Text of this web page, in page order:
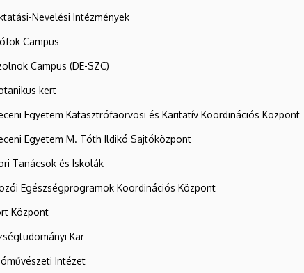
Nevelési Intézmények
Campus
Campus (DE-SZC)
kert
Egyetem Katasztrófaorvosi és Karitatív Koordinációs Központ
Egyetem M. Tóth Ildikó Sajtóközpont
Tanácsok és Iskolák
Egészségprogramok Koordinációs Központ
Központ
Kar
Intézet